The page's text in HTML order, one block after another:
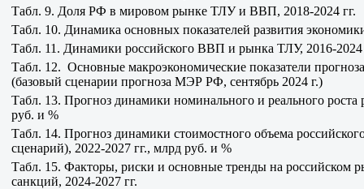
Табл. 9. Доля РФ в мировом рынке ТЛУ и ВВП, 2018-2024 гг.
Табл. 10. Динамика основных показателей развития
Табл. 11. Динамики российского ВВП и рынка ТЛУ, 2016-2024
Табл. 12. Основные макроэкономические показатели
(базовый сценарии прогноза МЭР РФ, сентябрь 2024 г.)
Табл. 13. Прогноз динамики номинального и реального
руб. и %
Табл. 14. Прогноз динамики стоимостного объема
сценарий), 2022-2027 гг., млрд руб. и %
Табл. 15. Факторы, риски и основные тренды на российском
санкций, 2024-2027 гг.